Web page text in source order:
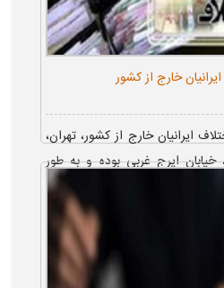
خارج از کشور
ایرانیان خارج از کشور، تهران،
خیابان ایرج غربی بوده و به طور